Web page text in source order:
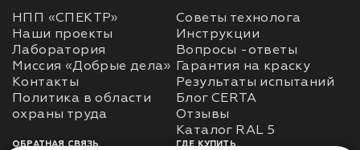
НПП «СПЕКТР»
Наши проекты
Лаборатория
Миссия «Добрые дела»
Контакты
Политика в области
Советы технолога
Инструкции
Вопросы -ответы
Гарантия на краску
Результаты испытаний
Блог CERTA
Отзывы
Каталог RAL 5
ОБРАТНАЯ СВЯЗЬ ГДЕ КУПИТЬ